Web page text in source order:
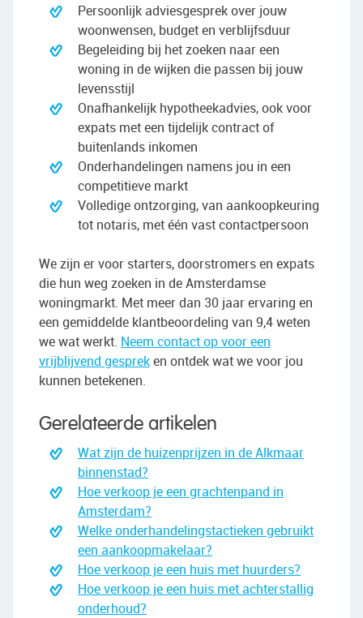
Persoonlijk adviesgesprek over jouw
woonwensen, budget en verblijfsduur
Begeleiding bij het zoeken naar een
woning in de wijken die passen bij jouw
levensstijl
Onafhankelijk hypotheekadvies, ook voor
expats met een tijdelijk contract of
buitenlands inkomen
Onderhandelingen namens jou in een
competitieve markt
Volledige ontzorging, van aankoopkeuring
tot notaris, met één vast contactpersoon
We zijn er voor starters, doorstromers en expats
die hun weg zoeken in de Amsterdamse
woningmarkt. Met meer dan 30 jaar ervaring en
een gemiddelde klantbeoordeling van 9,4 weten
we wat werkt. Neem contact op voor een
vrijblijvend gespreken ontdek wat we voor jou
kunnen betekenen.
Gerelateerde artikelen
Wat zijn de huizenprijzen in de Alkmaar
binnenstad?
Hoe verkoop je een grachtenpand in
Amsterdam?
Welke onderhandelingstactieken gebruikt
een aankoopmakelaar?
Hoe verkoop je een huis met huurders?
Hoe verkoop je een huis met achterstallig
onderhoud?